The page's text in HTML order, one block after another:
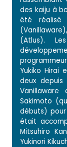
des kaiju à
été réalisé
(Atlus).
Yukiko Hirai
deux depuis
Sakimoto
débuts)
était
Mitsuhiro
Yukinori